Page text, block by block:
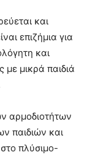
και
επιζήμια για
και
με μικρά παιδιά
αρμοδιοτήτων
παιδιών και
πλύσιμο-